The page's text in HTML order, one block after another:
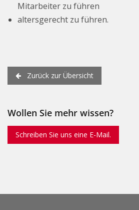
Mitarbeiter zu führen
altersgerecht zu führen.
Zurück zur Übersicht
Wollen Sie mehr wissen?
Schreiben Sie uns eine E-Mail.